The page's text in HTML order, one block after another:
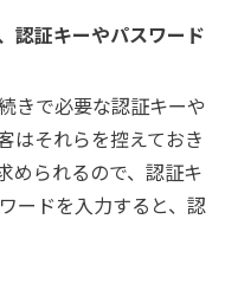
認証キーやパスワード
きで必要な認証キーや
はそれらを控えておき
められるので、認証キ
ードを入力すると、認